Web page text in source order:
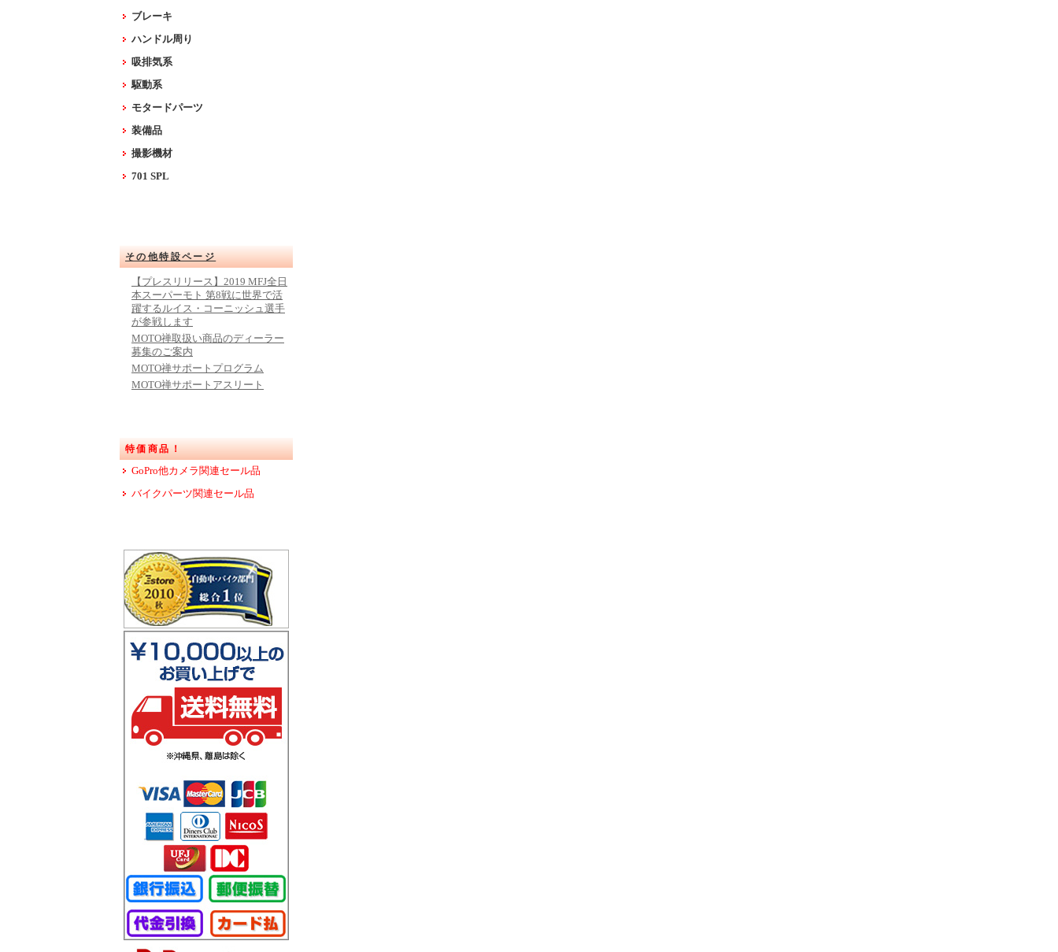
ブレーキ
ハンドル周り
吸排気系
駆動系
モタードパーツ
装備品
撮影機材
701 SPL
その他特設ページ
【プレスリリース】2019 MFJ全日
本スーパーモト 第8戦に世界で活
躍するルイス・コーニッシュ選手
が参戦します
MOTO禅取扱い商品のディーラー
募集のご案内
MOTO禅サポートプログラム
MOTO禅サポートアスリート
特価商品！
GoPro他カメラ関連セール品
バイクパーツ関連セール品